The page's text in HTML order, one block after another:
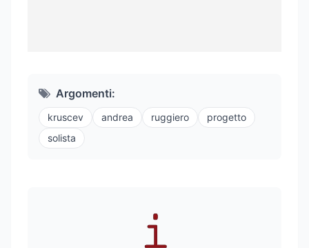
Argomenti:
kruscev andrea ruggiero
progetto
solista